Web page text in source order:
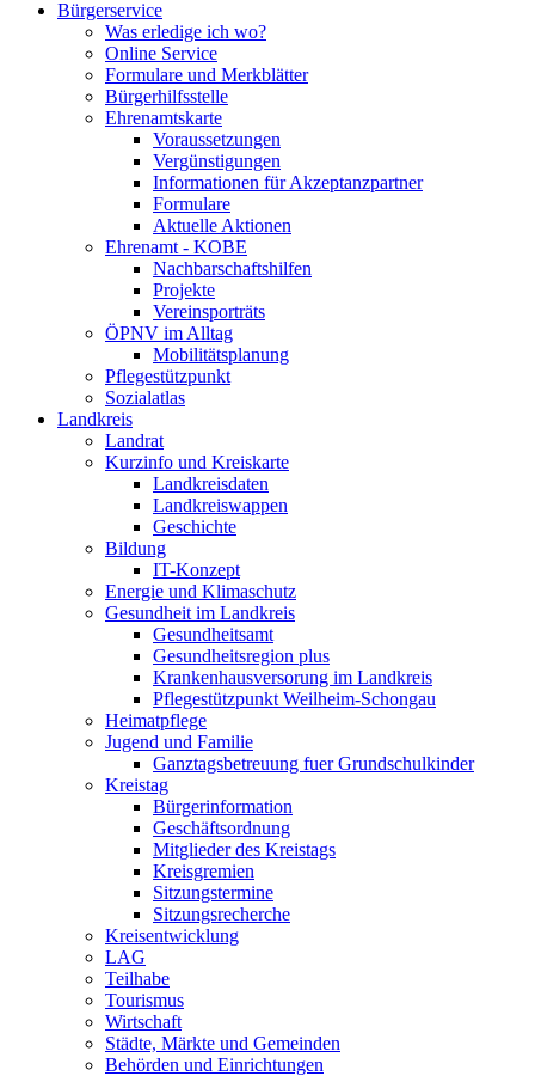
Bürgerservice
Was erledige ich wo?
Online Service
Formulare und Merkblätter
Bürgerhilfsstelle
Ehrenamtskarte
Voraussetzungen
Vergünstigungen
Informationen für Akzeptanzpartner
Formulare
Aktuelle Aktionen
Ehrenamt - KOBE
Nachbarschaftshilfen
Projekte
Vereinsporträts
ÖPNV im Alltag
Mobilitätsplanung
Pflegestützpunkt
Sozialatlas
Landkreis
Landrat
Kurzinfo und Kreiskarte
Landkreisdaten
Landkreiswappen
Geschichte
Bildung
IT-Konzept
Energie und Klimaschutz
Gesundheit im Landkreis
Gesundheitsamt
Gesundheitsregion plus
Krankenhausversorung im Landkreis
Pflegestützpunkt Weilheim-Schongau
Heimatpflege
Jugend und Familie
Ganztagsbetreuung fuer Grundschulkinder
Kreistag
Bürgerinformation
Geschäftsordnung
Mitglieder des Kreistags
Kreisgremien
Sitzungstermine
Sitzungsrecherche
Kreisentwicklung
LAG
Teilhabe
Tourismus
Wirtschaft
Städte, Märkte und Gemeinden
Behörden und Einrichtungen